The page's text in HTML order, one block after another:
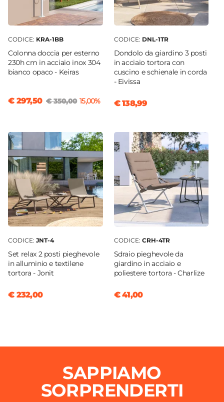
CODICE: KRA-1BB
Colonna doccia per esterno
230h cm in acciaio inox 304
bianco opaco - Keiras
€ 297,50 € 350,00 15,00%
CODICE: DNL-1TR
Dondolo da giardino 3 posti
in acciaio tortora con
cuscino e schienale in corda
- Eivissa
€ 138,99
CODICE: JNT-4
Set relax 2 posti pieghevole
in alluminio e textilene
tortora - Jonit
€ 232,00
CODICE: CRH-4TR
Sdraio pieghevole da
giardino in acciaio e
poliestere tortora - Charlize
€ 41,00
SAPPIAMO
SORPRENDERTI